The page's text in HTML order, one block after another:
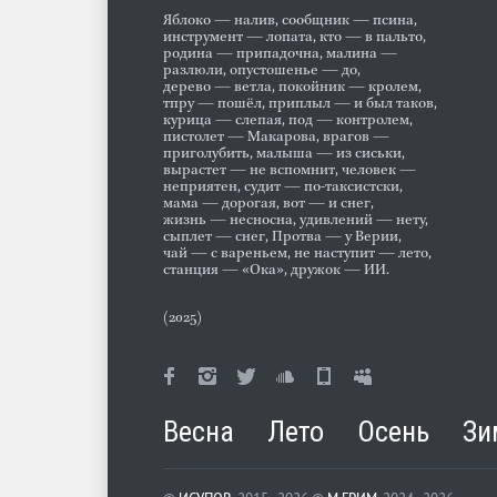
Яблоко — налив, сообщник — псина,
инструмент — лопата, кто — в пальто,
родина — припадочна, малина —
разлюли, опустошенье — до,
дерево — ветла, покойник — кролем,
тпру — пошёл, приплыл — и был таков,
курица — слепая, под — контролем,
пистолет — Макарова, врагов —
приголубить, малыша — из сиськи,
вырастет — не вспомнит, человек —
неприятен, судит — по-таксистски,
мама — дорогая, вот — и снег,
жизнь — несносна, удивлений — нету,
сыплет — снег, Протва — у Верии,
чай — с вареньем, не наступит — лето,
станция — «Ока», дружок — ИИ.
(2025)
Весна Лето Осень